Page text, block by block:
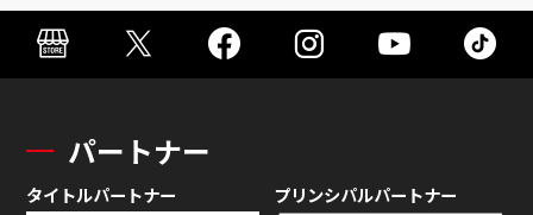
パートナー
タイトルパートナー プリンシパルパートナー